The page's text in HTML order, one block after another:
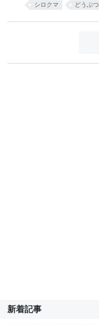
シロクマ どうぶつ
新着記事